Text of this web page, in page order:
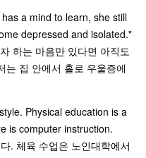
a mind to learn, she still
depressed and isolated."
하는 마음만 있다면 아직도
는 집 안에서 홀로 우울증에
Physical education is a
is computer instruction.
. 체육 수업은 노인대학에서